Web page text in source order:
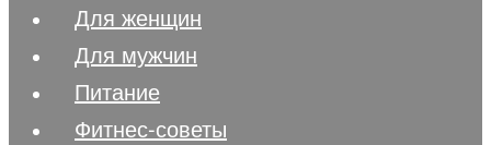
Для женщин
Для мужчин
Питание
Фитнес-советы